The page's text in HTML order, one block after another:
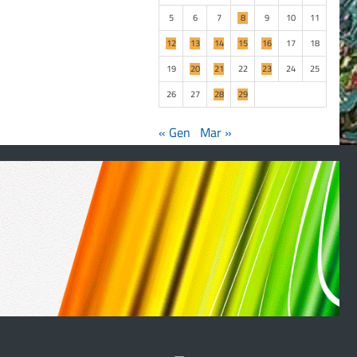
5
6 7 8 9 10
11
12
13 14 15 16 17
18
19
20 21 22 23 24
25
26
27 28 29
« Gen Mar »